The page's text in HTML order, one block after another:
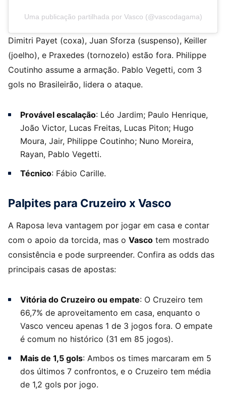
Uma publicação partilhada por Vasco (@vascodagama)
Dimitri Payet (coxa), Juan Sforza (suspenso), Keiller
(joelho), e Praxedes (tornozelo) estão fora. Philippe
Coutinho assume a armação. Pablo Vegetti, com 3
gols no Brasileirão, lidera o ataque.
Provável escalação: Léo Jardim; Paulo Henrique,
João Victor, Lucas Freitas, Lucas Piton; Hugo
Moura, Jair, Philippe Coutinho; Nuno Moreira,
Rayan, Pablo Vegetti.
Técnico: Fábio Carille.
Palpites para Cruzeiro x Vasco
A Raposa leva vantagem por jogar em casa e contar
com o apoio da torcida, mas o Vasco tem mostrado
consistência e pode surpreender. Confira as odds das
principais casas de apostas:
Vitória do Cruzeiro ou empate: O Cruzeiro tem
66,7% de aproveitamento em casa, enquanto o
Vasco venceu apenas 1 de 3 jogos fora. O empate
é comum no histórico (31 em 85 jogos).
Mais de 1,5 gols: Ambos os times marcaram em 5
dos últimos 7 confrontos, e o Cruzeiro tem média
de 1,2 gols por jogo.